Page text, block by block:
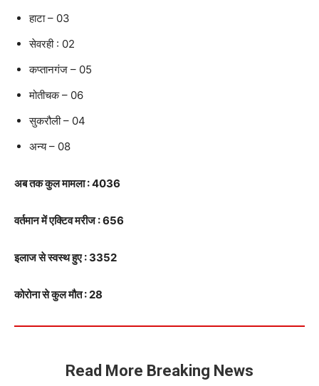
हाटा – 03
सेवरही : 02
कप्तानगंज – 05
मोतीचक – 06
सुकरौली – 04
अन्य – 08
अब तक कुल मामला : 4036
वर्तमान में एक्टिव मरीज : 656
इलाज से स्वस्थ हुए : 3352
कोरोना से कुल मौत : 28
Read More Breaking News